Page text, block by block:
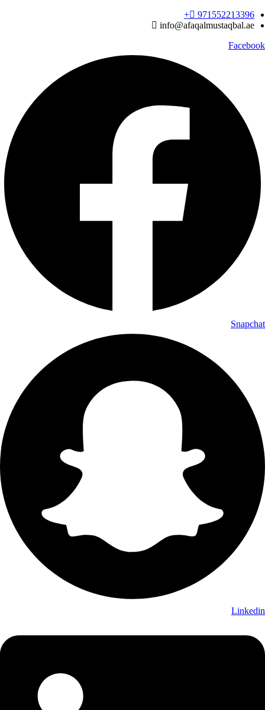
Skip
to
971552213396‬+
info@afaqalmustaqbal.ae
Facebook
Snapchat
Linkedin